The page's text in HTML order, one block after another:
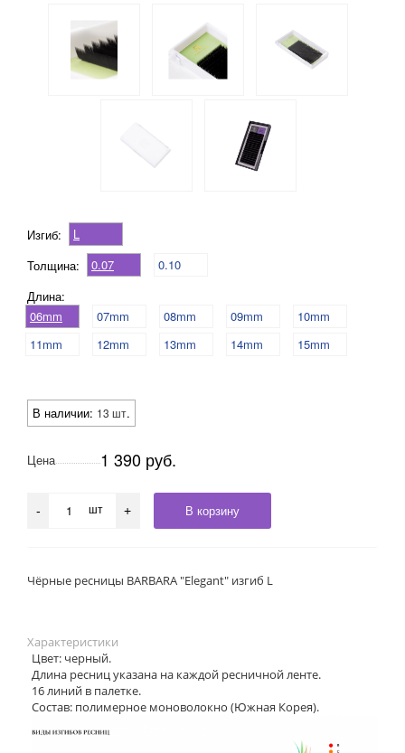
Изгиб:
L
Толщина:
0.07
0.10
Длина:
06mm
07mm 08mm 09mm
10mm
11mm
12mm 13mm 14mm 15mm
В наличии: 13 шт.
Цена 1 390 руб.
- шт + В корзину
Чёрные ресницы BARBARA "Elegant" изгиб L
Характеристики
Цвет: черный.
Длина ресниц указана на каждой ресничной ленте.
16 линий в палетке.
Состав: полимерное моноволокно (Южная Корея).